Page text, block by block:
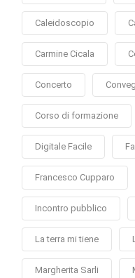
Caleidoscopio
Carmine Cicala
Concerto
Corso di formazione
Digitale Facile
Francesco Cupparo
Incontro pubblico
La terra mi tiene
Margherita Sarli